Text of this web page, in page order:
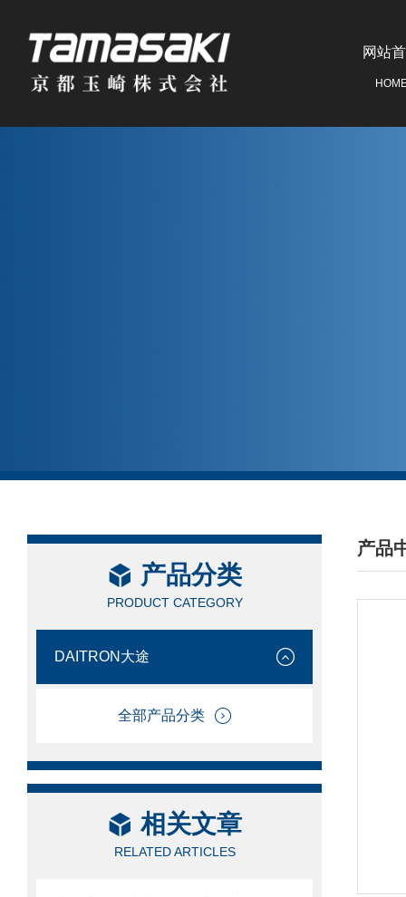
网站
产品分类
PRODUCT CATEGORY
DAITRON大途
全部产品分类
相关文章
RELATED ARTICLES
产品
/